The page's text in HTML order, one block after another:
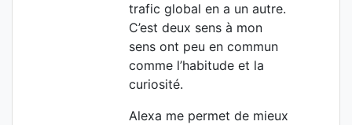
trafic global en a un autre.
C’est deux sens à mon
sens ont peu en commun
comme l’habitude et la
curiosité.
Alexa me permet de mieux